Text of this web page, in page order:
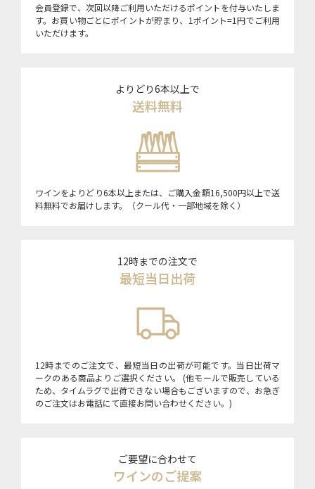
会員登録で、次回以降ご利用いただけるポイントを付与いたしま
す。お買い物ごとにポイントが貯まり、1ポイント=1円でご利用
いただけます。
よりどり6本以上で
送料無料
ワインをよりどり6本以上または、ご購入金額16,500円以上で送
料無料でお届けします。（クール代・一部地域を除く）
12時までの注文で
最短当日出荷
12時までのご注文で、最短当日の出荷が可能です。当日出荷マ
ークのある商品よりご選択ください。 (他モールで販売している
ため、タイムラグで出荷できない場合もございますので、お急ぎ
のご注文はお電話にて直接お問い合わせください。)
ご要望に合わせて
ワインのご提案